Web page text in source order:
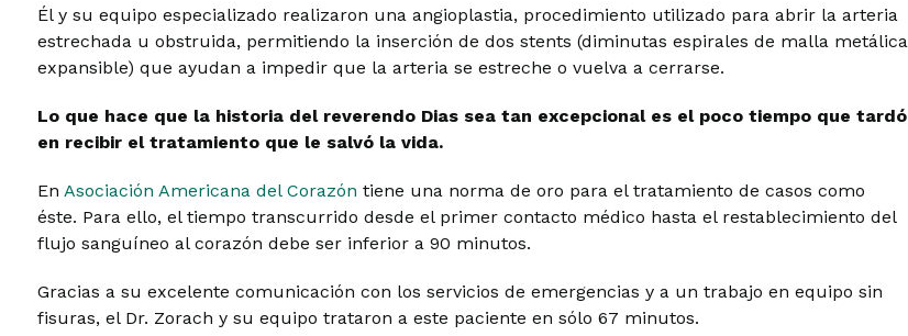
Él y su equipo especializado realizaron una angioplastia, procedimiento utilizado para abrir la arteria
estrechada u obstruida, permitiendo la inserción de dos stents (diminutas espirales de malla metálica
expansible) que ayudan a impedir que la arteria se estreche o vuelva a cerrarse.
Lo que hace que la historia del reverendo Dias sea tan excepcional es el poco tiempo que tardó
en recibir el tratamiento que le salvó la vida.
En Asociación Americana del Corazón tiene una norma de oro para el tratamiento de casos como
éste. Para ello, el tiempo transcurrido desde el primer contacto médico hasta el restablecimiento del
flujo sanguíneo al corazón debe ser inferior a 90 minutos.
Gracias a su excelente comunicación con los servicios de emergencias y a un trabajo en equipo sin
fisuras, el Dr. Zorach y su equipo trataron a este paciente en sólo 67 minutos.